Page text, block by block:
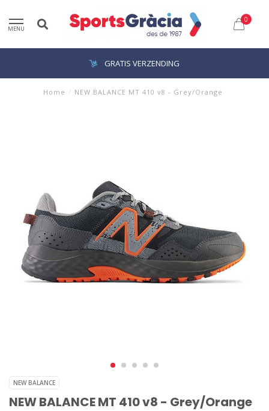
MENU
0
GRATIS VERZENDING
Home / NEW BALANCE MT 410 v8 - Grey/Orange
NEW BALANCE
NEW BALANCE MT 410 v8 - Grey/Orange